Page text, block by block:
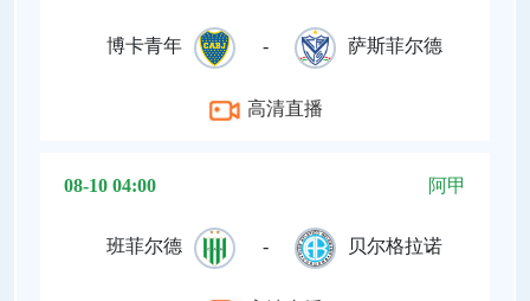
博卡青年 - 萨斯菲尔德
高清直播
08-10 04:00 阿甲
班菲尔德 - 贝尔格拉诺